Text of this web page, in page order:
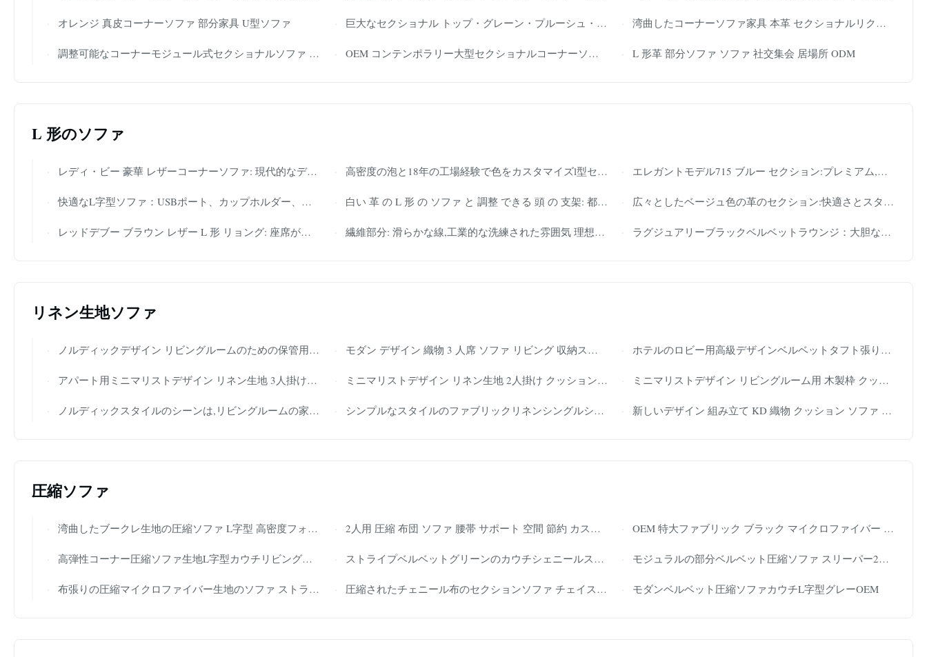
オレンジ 真皮コーナーソファ 部分家具 U型ソファ 巨大なセクショナル トップ・グレーン・プルーシュ・レザーソファ ソファ リクライナー 曲がりくねった背筋 湾曲したコーナーソファ家具 本革 セクショナルリクライニング 防湿
調整可能なコーナーモジュール式セクショナルソファ 白革 L字型シート OEM コンテンポラリー大型セクショナルコーナーソファ 家具 曲線 耐食性 L 形革 部分ソファ ソファ 社交集会 居場所 ODM
L 形のソファ
レディ・ビー 豪華 レザーコーナーソファ: 現代的なデザイン,リビングの優雅さを高め 高密度の泡と18年の工場経験で色をカスタマイズl型セクションソファ エレガントモデル715 ブルー セクション:プレミアム,機能
快適なL字型ソファ：USBポート、カップホルダー、収納でリビングルームの利便性を向上 白い 革 の L 形 の ソファ と 調整 できる 頭 の 支架: 都市 生活 に 適した 快適 な 生活 広々としたベージュ色の革のセクション:快適さとスタイル 現代のスペースには必須
レッドデブー ブラウン レザー L 形 リョング: 座席が充実し,キック 休憩に最適 繊維部分: 滑らかな線,工業的な洗練された雰囲気 理想的な磨かれた現代的な都市室内 ラグジュアリーブラックベルベットラウンジ：大胆なスタッズ、モダンなフレア – シックで印象的な都会の家におすすめ
リネン生地ソファ
ノルディックデザイン リビングルームのための保管用オットマン式ソファセットを組み立てます モダン デザイン 織物 3 人席 ソファ リビング 収納スペース ホテルのロビー用高級デザインベルベットタフト張りソファセット
アパート用ミニマリストデザイン リネン生地 3人掛けソファ オットマン付き ミニマリストデザイン リネン生地 2人掛け クッションソファ アパート家具 ミニマリストデザイン リビングルーム用 木製枠 クッションソファセット
ノルディックスタイルのシーンは,リビングルームの家具のための半KD クッションソファーセット シンプルなスタイルのファブリックリネンシングルシート人間工学に基づいたソファ、レジャーまたは会議用 新しいデザイン 組み立て KD 織物 クッション ソファ 2人座 アパート用
圧縮ソファ
湾曲したブークレ生地の圧縮ソファ L字型 高密度フォーム リビングルーム用 2人用 圧縮 布団 ソファ 腰帯 サポート 空間 節約 カスタマイズ OEM 特大ファブリック ブラック マイクロファイバー ソファ 真空パック 3人掛け
高弾性コーナー圧縮ソファ生地L字型カウチリビングルーム家具 ストライプベルベットグリーンのカウチシェニールスリーパーソファアームチェアオットマン付き モジュラルの部分ベルベット圧縮ソファ スリーパー2人座席
布張りの圧縮マイクロファイバー生地のソファ ストライプベルベットスリーパーセクショナル 圧縮されたチェニール布のセクションソファ チェイスラウンジ 小部屋用 モダンベルベット圧縮ソファカウチL字型グレーOEM